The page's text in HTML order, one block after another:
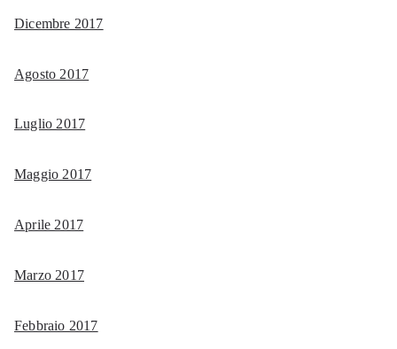
Dicembre 2017
Agosto 2017
Luglio 2017
Maggio 2017
Aprile 2017
Marzo 2017
Febbraio 2017